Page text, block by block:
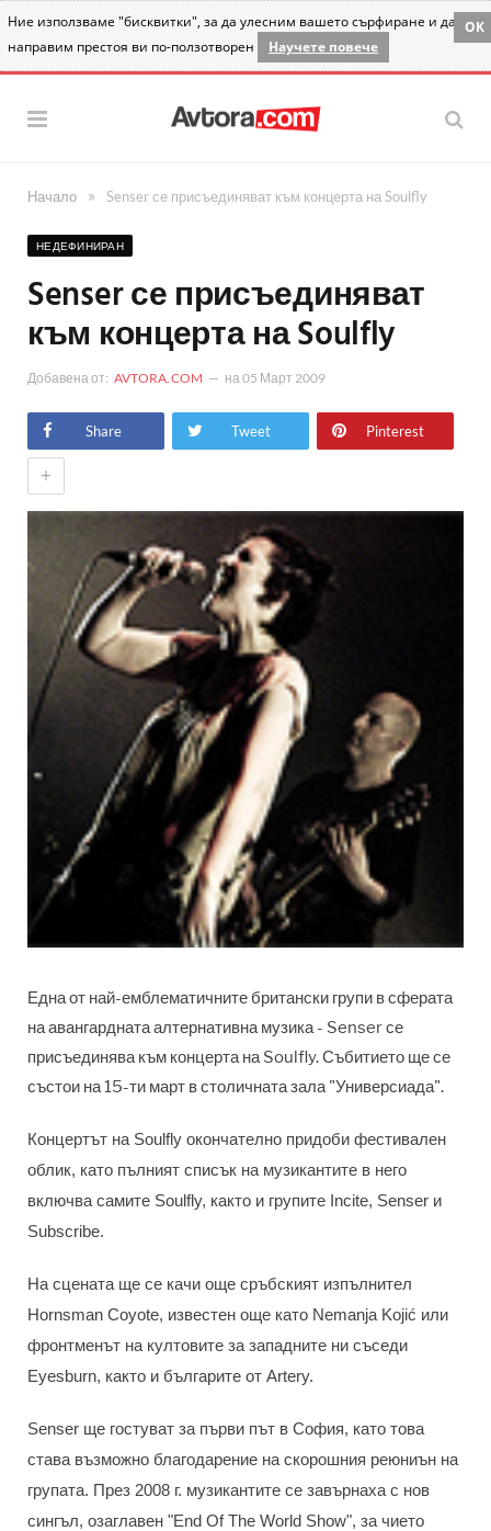
Ние използваме "бисквитки", за да улесним вашето сърфиране и да
направим престоя ви по-ползотворен
Научете повече
OK
Начало » Senser се присъединяват към концерта на Soulfly
НЕДЕФИНИРАН
Senser се присъединяват
към концерта на Soulfly
Добавена от: AVTORA.COM на05 Март 2009
Share Tweet Pinterest
+
Една от най-емблематичните британски групи в сферата
на авангардната алтернативна музика - Senser се
присъединява към концерта на Soulfly. Събитието ще се
състои на 15-ти март в столичната зала "Универсиада".
Концертът на Soulfly окончателно придоби фестивален
облик, като пълният списък на музикантите в него
включва самите Soulfly, както и групите Incite, Senser и
Subscribe.
На сцената ще се качи още сръбският изпълнител
Hornsman Coyote, известен още като Nemanja Kojić или
фронтменът на култовите за западните ни съседи
Eyesburn, както и българите от Artery.
Senser ще гостуват за първи път в София, като това
става възможно благодарение на скорошния реюниън на
групата. През 2008 г. музикантите се завърнаха с нов
сингъл, озаглавен "End Of The World Show", за чието